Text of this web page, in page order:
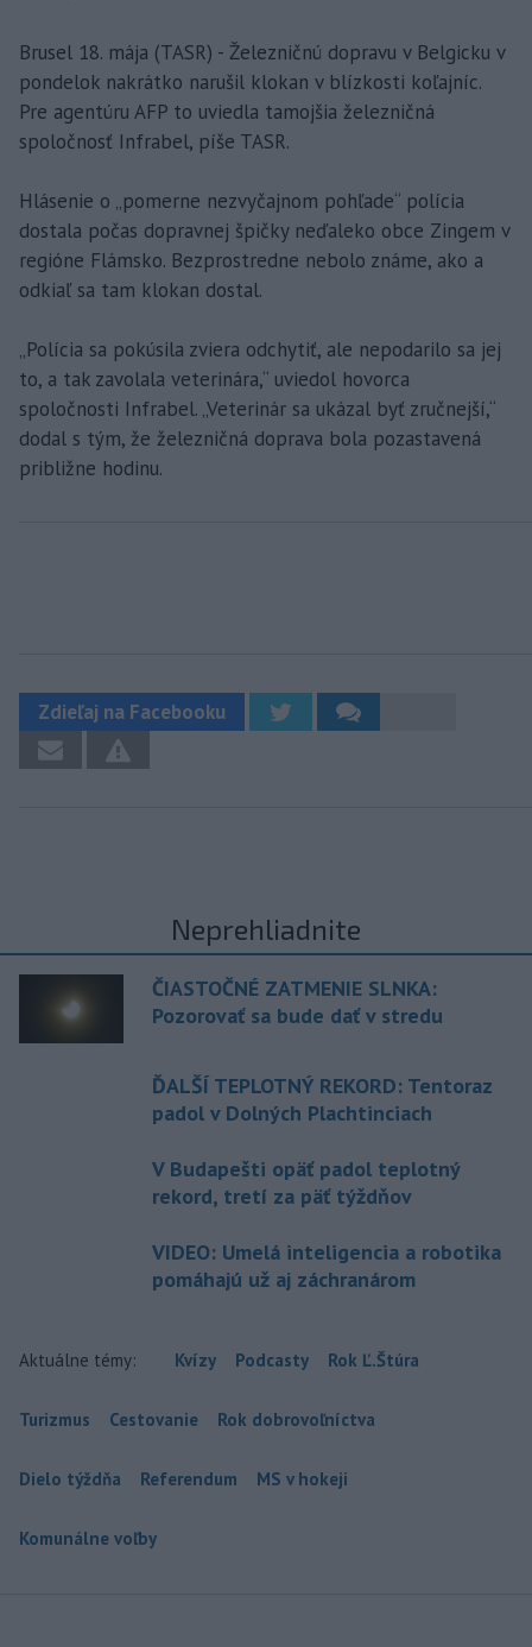
Brusel 18. mája (TASR) - Železničnú dopravu v Belgicku v
pondelok nakrátko narušil klokan v blízkosti koľajníc.
Pre agentúru AFP to uviedla tamojšia železničná
spoločnosť Infrabel, píše TASR.
Hlásenie o „pomerne nezvyčajnom pohľade“ polícia
dostala počas dopravnej špičky neďaleko obce Zingem v
regióne Flámsko. Bezprostredne nebolo známe, ako a
odkiaľ sa tam klokan dostal.
„Polícia sa pokúsila zviera odchytiť, ale nepodarilo sa jej
to, a tak zavolala veterinára,“ uviedol hovorca
spoločnosti Infrabel. „Veterinár sa ukázal byť zručnejší,“
dodal s tým, že železničná doprava bola pozastavená
približne hodinu.
Zdieľaj na Facebooku
Neprehliadnite
ČIASTOČNÉ ZATMENIE SLNKA:
Pozorovať sa bude dať v stredu
ĎALŠÍ TEPLOTNÝ REKORD: Tentoraz
padol v Dolných Plachtinciach
V Budapešti opäť padol teplotný
rekord, tretí za päť týždňov
VIDEO: Umelá inteligencia a robotika
pomáhajú už aj záchranárom
Aktuálne témy: Kvízy Podcasty Rok Ľ.Štúra
Turizmus Cestovanie Rok dobrovoľníctva
Dielo týždňa Referendum MS v hokeji
Komunálne voľby